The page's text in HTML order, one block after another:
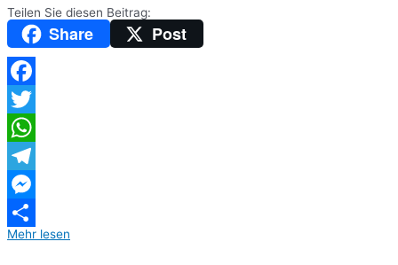
Teilen Sie diesen Beitrag:
Share Post
Facebook
Twitter
WhatsApp
Telegram
Messenger
Teilen
Mehr lesen